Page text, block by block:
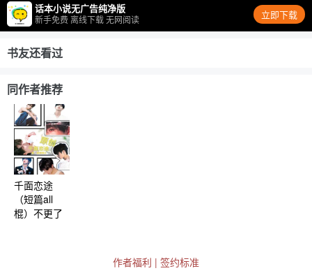
话本小说无广告纯净版
新手免费 离线下载 无网阅读 立即下载
书友还看过
同作者推荐
千面恋途
（短篇all
棍）不更了
作者福利 | 签约标准